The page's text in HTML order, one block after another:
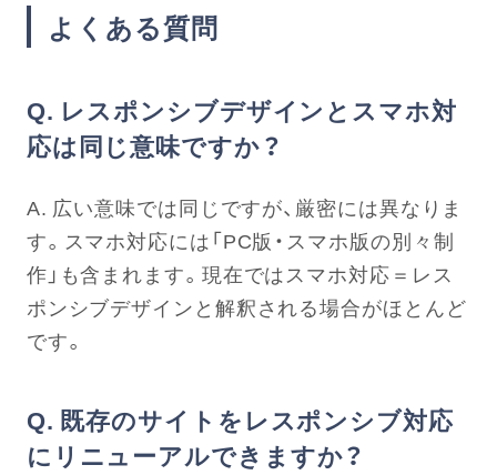
よくある質問
Q. レスポンシブデザインとスマホ対
応は同じ意味ですか？
A. 広い意味では同じですが、厳密には異なりま
す。スマホ対応には「PC版・スマホ版の別々制
作」も含まれます。現在ではスマホ対応＝レス
ポンシブデザインと解釈される場合がほとんど
です。
Q. 既存のサイトをレスポンシブ対応
にリニューアルできますか？